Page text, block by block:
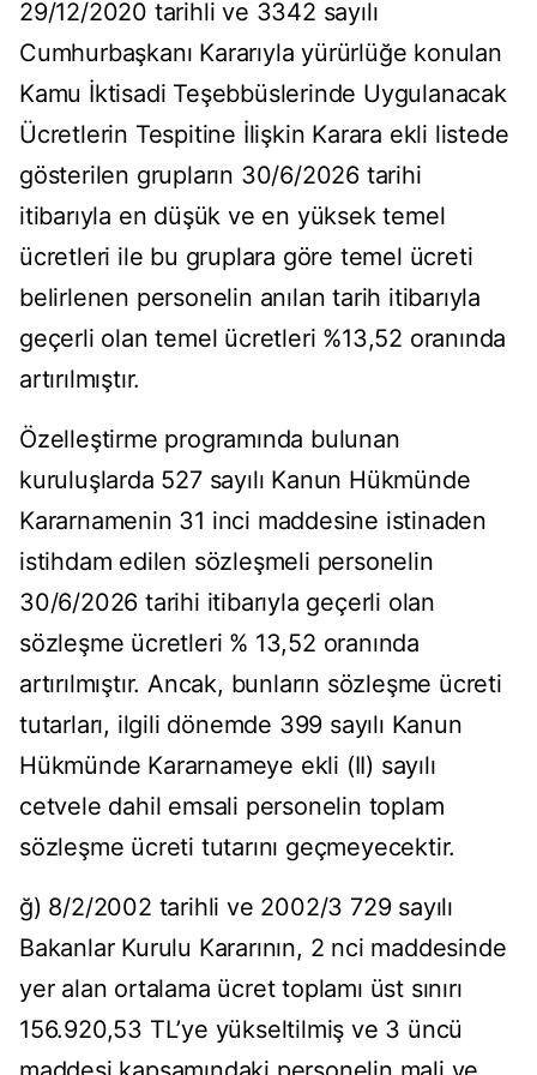
29/12/2020 tarihli ve 3342 sayılı
Cumhurbaşkanı Kararıyla yürürlüğe konulan
Kamu İktisadi Teşebbüslerinde Uygulanacak
Ücretlerin Tespitine İlişkin Karara ekli listede
gösterilen grupların 30/6/2026 tarihi
itibarıyla en düşük ve en yüksek temel
ücretleri ile bu gruplara göre temel ücreti
belirlenen personelin anılan tarih itibarıyla
geçerli olan temel ücretleri %13,52 oranında
artırılmıştır.
Özelleştirme programında bulunan
kuruluşlarda 527 sayılı Kanun Hükmünde
Kararnamenin 31 inci maddesine istinaden
istihdam edilen sözleşmeli personelin
30/6/2026 tarihi itibarıyla geçerli olan
sözleşme ücretleri % 13,52 oranında
artırılmıştır. Ancak, bunların sözleşme ücreti
tutarları, ilgili dönemde 399 sayılı Kanun
Hükmünde Kararnameye ekli (II) sayılı
cetvele dahil emsali personelin toplam
sözleşme ücreti tutarını geçmeyecektir.
ğ) 8/2/2002 tarihli ve 2002/3 729 sayılı
Bakanlar Kurulu Kararının, 2 nci maddesinde
yer alan ortalama ücret toplamı üst sınırı
156.920,53 TL’ye yükseltilmiş ve 3 üncü